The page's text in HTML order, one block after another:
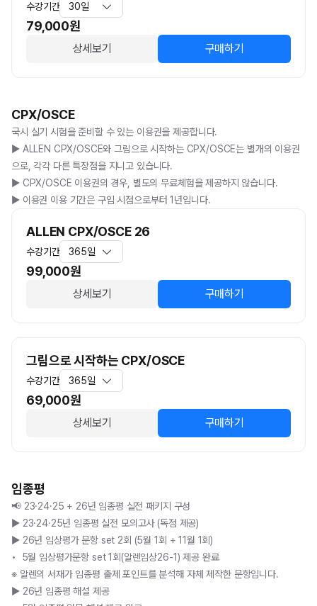
수강기간 30일
79,000원
상세보기 구매하기
CPX/OSCE
국시 실기 시험을 준비할 수 있는 이용권을 제공합니다.
▶️ ALLEN CPX/OSCE와 그림으로 시작하는 CPX/OSCE는 별개의 이용권
으로, 각각 다른 특장점을 지니고 있습니다.
▶️ CPX/OSCE 이용권의 경우, 별도의 무료체험을 제공하지 않습니다.
▶️ 이용권 이용 기간은 구입 시점으로부터 1년입니다.
ALLEN CPX/OSCE 26
수강기간 365일
99,000원
상세보기 구매하기
그림으로 시작하는 CPX/OSCE
수강기간 365일
69,000원
상세보기 구매하기
임종평
📢 23·24·25 + 26년 임종평 실전 패키지 구성
▶ 23·24·25년 임종평 실전 모의고사 (독점 제공)
▶ 26년 임상평가 문항 set 2회 (5월 1회 + 11월 1회)
•  5월 임상평가문항 set 1회(알렌임상26-1) 제공 완료
※ 알렌의 서재가 임종평 출제 포인트를 분석해 자체 제작한 문항입니다.
▶ 26년 임종평 해설 제공